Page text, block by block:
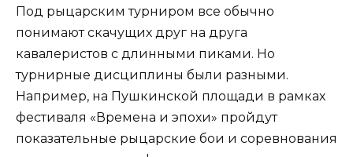
Под рыцарским турниром все обычно
понимают скачущих друг на друга
кавалеристов с длинными пиками. Но
турнирные дисциплины были разными.
Например, на Пушкинской площади в рамках
фестиваля «Времена и эпохи» пройдут
показательные рыцарские бои и соревнования